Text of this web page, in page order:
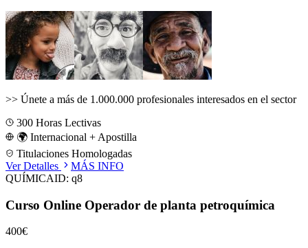
>> Únete a más de 1.000.000 profesionales interesados en el sector
300 Horas Lectivas
🌍 Internacional + Apostilla
Titulaciones Homologadas
Ver Detalles
MÁS INFO
QUÍMICAID: q8
Curso Online Operador de planta petroquímica
400€